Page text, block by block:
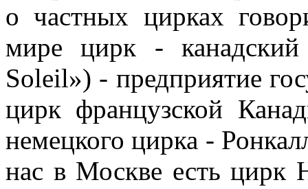
о частных цирках
мире цирк -
Soleil») - предприятие
цирк французской
немецкого цирка -
нас в Москве есть цирк